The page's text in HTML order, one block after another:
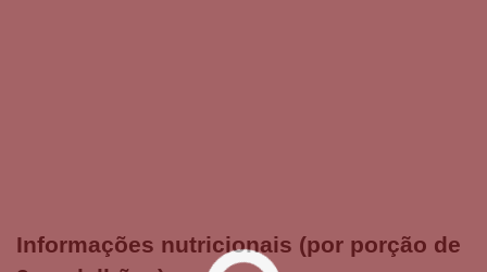
Informações nutricionais (por porção de